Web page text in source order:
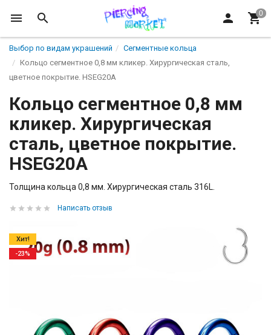
Выбор по видам украшений
Сегментные кольца
Кольцо сегментное 0,8 мм кликер. Хирургическая сталь,
цветное покрытие. HSEG20A
Кольцо сегментное 0,8 мм
кликер. Хирургическая
сталь, цветное покрытие.
HSEG20A
Толщина кольца 0,8 мм. Хирургическая сталь 316L.
Написать отзыв
Хит!
-23%